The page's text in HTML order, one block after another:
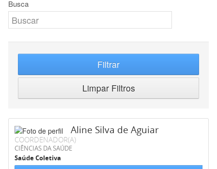
Busca
Filtrar
Limpar Filtros
Aline Silva de Aguiar
COORDENADOR(A)
CIÊNCIAS DA SAÚDE
Saúde Coletiva